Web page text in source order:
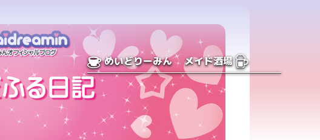
めいどりーみん メイド酒場